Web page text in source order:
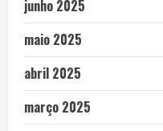
junho 2025
maio 2025
abril 2025
março 2025